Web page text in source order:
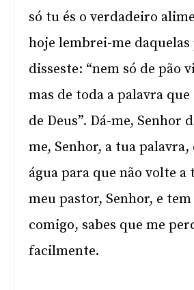
só tu és o verdadeiro
hoje lembrei-me daquelas
disseste: “nem só de pão
mas de toda a palavra que
de Deus”. Dá-me, Senhor
me, Senhor, a tua palavra,
água para que não volte a
meu pastor, Senhor, e
comigo, sabes que me
facilmente.